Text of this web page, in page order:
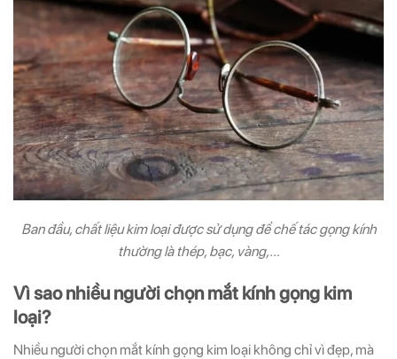
Ban đầu, chất liệu kim loại được sử dụng để chế tác gọng kính
thường là thép, bạc, vàng,…
Vì sao nhiều người chọn mắt kính gọng kim
loại?
Nhiều người chọn mắt kính gọng kim loại không chỉ vì đẹp, mà